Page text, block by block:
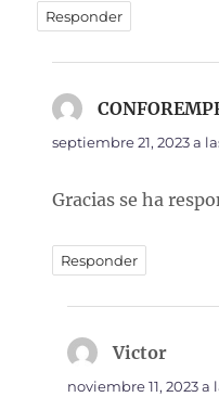
Responder
septiembre 21, 2023 a
Gracias se ha
Responder
Victor
noviembre 11, 2023 a